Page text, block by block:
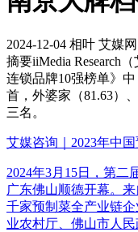
2024-12-04 相叶 艾媒网
摘要iiMedia Research
连锁品牌10强榜单》
首，外婆家（81.63）
三名。
艾媒咨询｜2023年中
2024年3月15日，第二
广东佛山顺德开幕。
千家预制菜全产业链
业农村厅、佛山市人